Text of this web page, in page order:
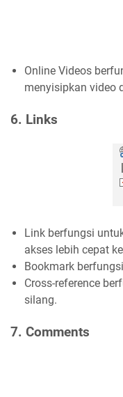
Online Videos
menyisipkan video
6. Links
Link berfungsi
akses lebih cepat
Bookmark
Cross-reference
silang.
7. Comments